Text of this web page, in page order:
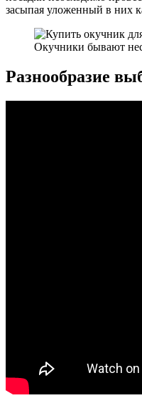
засыпая уложенный в них
Окучники бывают
Разнообразие